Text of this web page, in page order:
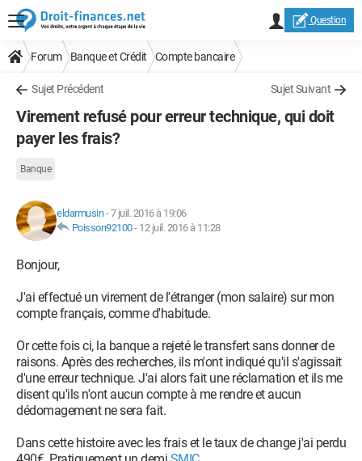
Question
Forum Banque et Crédit Compte bancaire
Sujet Précédent Sujet Suivant
Virement refusé pour erreur technique, qui doit
payer les frais?
Banque
eldarmusin-7 juil. 2016 à 19:06
Poisson92100- 12 juil. 2016 à 11:28
Bonjour,
J'ai effectué un virement de l'étranger (mon salaire) sur mon
compte français, comme d'habitude.
Or cette fois ci, la banque a rejeté le transfert sans donner de
raisons. Après des recherches, ils m'ont indiqué qu'il s'agissait
d'une erreur technique. J'ai alors fait une réclamation et ils me
disent qu'ils n'ont aucun compte à me rendre et aucun
dédomagement ne sera fait.
Dans cette histoire avec les frais et le taux de change j'ai perdu